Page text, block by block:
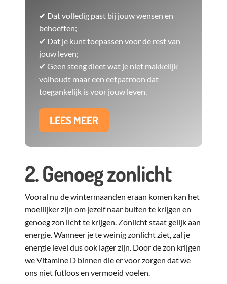
✔ Dat volledig past bij jouw wensen en
behoeften;
✔ Dat je kunt toepassen voor de rest van
jouw leven;
✔ Geen steng dieet wat je niet makkelijk
volhoudt maar een eetpatroon dat
toegankelijk is voor jouw leven.
LEES MEER
2. Genoeg zonlicht
Vooral nu de wintermaanden eraan komen kan het
moeilijker zijn om jezelf naar buiten te krijgen en
genoeg zon licht te krijgen. Zonlicht staat gelijk aan
energie. Wanneer je te weinig zonlicht ziet, zal je
energie level dus ook lager zijn. Door de zon krijgen
we Vitamine D binnen die er voor zorgen dat we
ons niet futloos en vermoeid voelen.